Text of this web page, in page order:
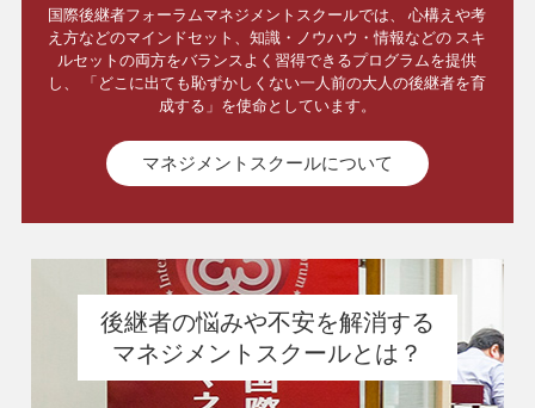
国際後継者フォーラムマネジメントスクールでは、
心構えや考
え方などのマインドセット、知識・ノウハウ・情報などの スキ
ルセットの両方をバランスよく習得できるプログラムを提供
し、
「どこに出ても恥ずかしくない一人前の大人の後継者を育
成する」を使命としています。
マネジメントスクールについて
後継者の悩みや不安を解消する
マネジメントスクールとは？